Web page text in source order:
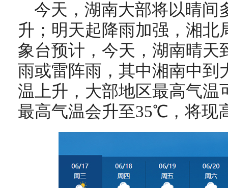
今天，湖南大部将以晴间
升；明天起降雨加强，湘北
象台预计，今天，湖南晴天
雨或雷阵雨，其中湘南中到
温上升，大部地区最高气
最高气温会升至35℃，将现